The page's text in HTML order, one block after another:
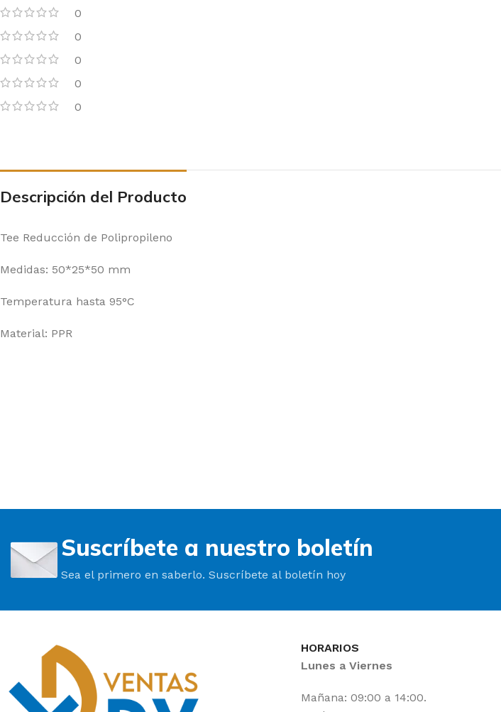
0
0
0
0
0
Descripción del Producto
Tee Reducción de Polipropileno
Medidas: 50*25*50 mm
Temperatura hasta 95°C
Material: PPR
Suscríbete a nuestro boletín
Sea el primero en saberlo. Suscríbete al boletín hoy
HORARIOS
Lunes a Viernes
Mañana: 09:00 a 14:00.